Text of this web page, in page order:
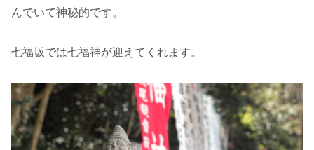
んでいて神秘的です。
七福坂では七福神が迎えてくれます。